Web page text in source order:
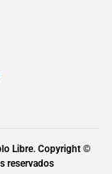
Libre. Copyright ©
reservados